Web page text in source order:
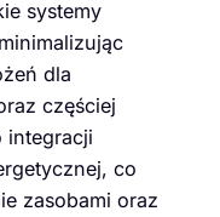
systemy
dla
częściej
integracji
co
zasobami oraz